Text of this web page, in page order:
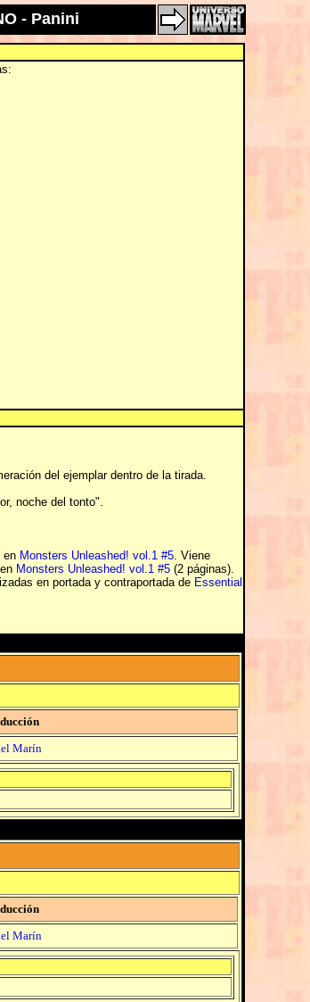
- Panini
del ejemplar dentro de la tirada.
noche del tonto".
en Monsters Unleashed! vol.1 #5. Viene
Monsters Unleashed! vol.1 #5(2 páginas).
en portada y contraportada de Essential
Marín
Marín